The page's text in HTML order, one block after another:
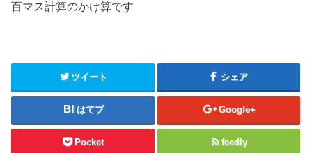
百マス計算のかけ算です
ツイート シェア
はてブ Google+
Pocket feedly